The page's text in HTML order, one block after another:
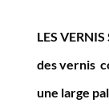
LES
des vernis
une large